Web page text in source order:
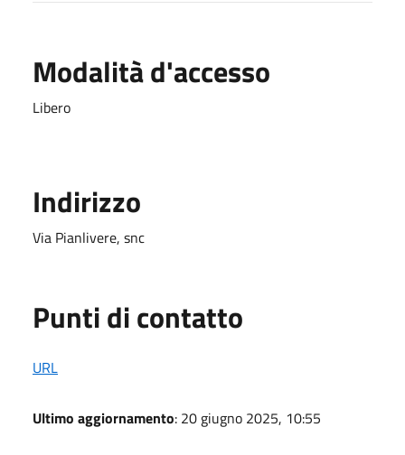
Modalità d'accesso
Libero
Indirizzo
Via Pianlivere, snc
Punti di contatto
URL
Ultimo aggiornamento: 20 giugno 2025, 10:55